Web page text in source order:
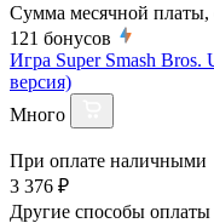
Сумма месячной платы,
121 бонусов
Игра Super Smash Bros.
версия)
Много
При оплате наличными
3 376 ₽
Другие способы оплаты